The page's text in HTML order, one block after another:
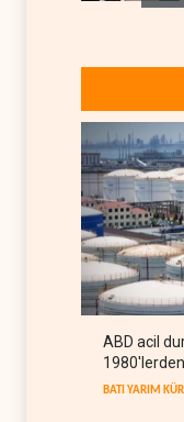
ABD acil
BATI YARIM